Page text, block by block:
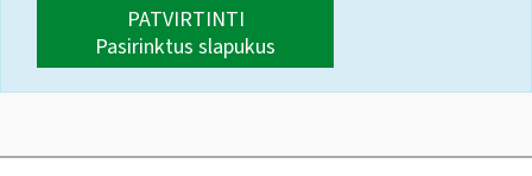
PATVIRTINTI
Pasirinktus slapukus